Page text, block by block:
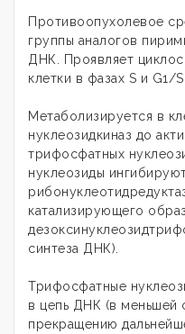
Противоопухолевое
группы аналогов
ДНК. Проявляет
клетки в фазах S и G1/S.
Метаболизируется в
нуклеозидкиназ до
трифосфатных
нуклеозиды
катализирующего
синтеза ДНК).
Трифосфатные
в цепь ДНК (в меньшей
прекращению